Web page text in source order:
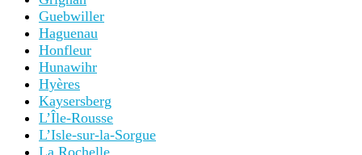
Guebwiller
Haguenau
Honfleur
Hunawihr
Hyères
Kaysersberg
L’Île-Rousse
L’Isle-sur-la-Sorgue
La Rochelle